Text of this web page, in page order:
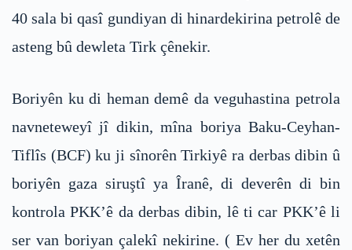
40 sala bi qasî gundiyan di hinardekirina petrolê de
asteng bû dewleta Tirk çênekir.
Boriyên ku di heman demê da veguhastina petrola
navneteweyî jî dikin, mîna boriya Baku-Ceyhan-
Tiflîs (BCF) ku ji sînorên Tirkiyê ra derbas dibin û
boriyên gaza siruştî ya Îranê, di deverên di bin
kontrola PKK’ê da derbas dibin, lê ti car PKK’ê li
ser van boriyan çalekî nekirine. ( Ev her du xetên